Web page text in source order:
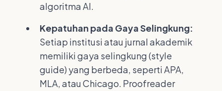
algoritma AI.
Kepatuhan pada Gaya Selingkung:
Setiap institusi atau jurnal akademik
memiliki gaya selingkung (style
guide) yang berbeda, seperti APA,
MLA, atau Chicago. Proofreader